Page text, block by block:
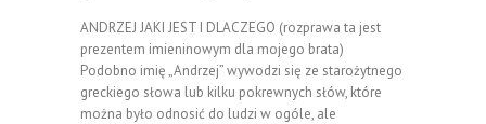
ANDRZEJ JAKI JEST I DLACZEGO (rozprawa ta jest
prezentem imieninowym dla mojego brata)
Podobno imię „Andrzej” wywodzi się ze starożytnego
greckiego słowa lub kilku pokrewnych słów, które
można było odnosić do ludzi w ogóle, ale